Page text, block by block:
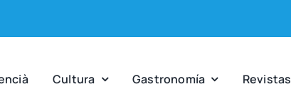
Cul­tu­ra Gas­tro­no­mía Revis­tas